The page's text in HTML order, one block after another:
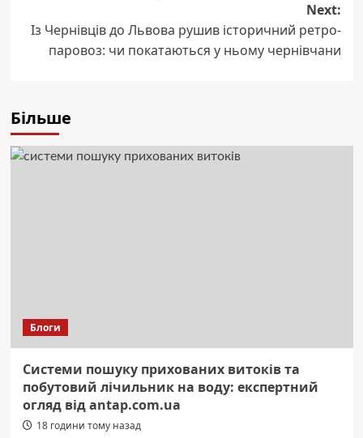
Next:
Із Чернівців до Львова рушив історичний ретро-
паровоз: чи покатаються у ньому чернівчани
Більше
Блоги
Системи пошуку прихованих витоків та
побутовий лічильник на воду: експертний
огляд від antap.com.ua
18 години тому назад